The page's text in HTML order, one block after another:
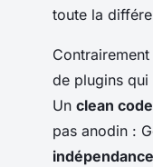
toute la
de plugins qui
Un clean code
pas anodin :